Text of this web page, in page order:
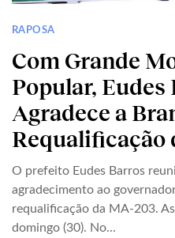
RAPOSA
Com Grande
Popular, Eudes
Agradece a
Requalificação
O prefeito Eudes Barros
agradecimento ao
requalificação da MA-203.
domingo (30). No...